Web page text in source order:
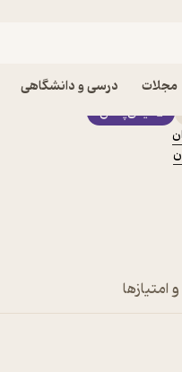
مجلات درسی و دانشگاهی
اسلام اثر جان ام
فیدی‌پلاس
امتیازها